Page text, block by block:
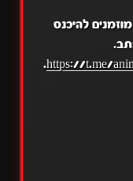
להיכנס
https://t.me/
.